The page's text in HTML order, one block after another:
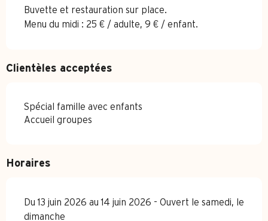
Buvette et restauration sur place.
Menu du midi : 25 € / adulte, 9 € / enfant.
Clientèles acceptées
Spécial famille avec enfants
Accueil groupes
Horaires
Du 13 juin 2026 au 14 juin 2026 - Ouvert le samedi, le
dimanche